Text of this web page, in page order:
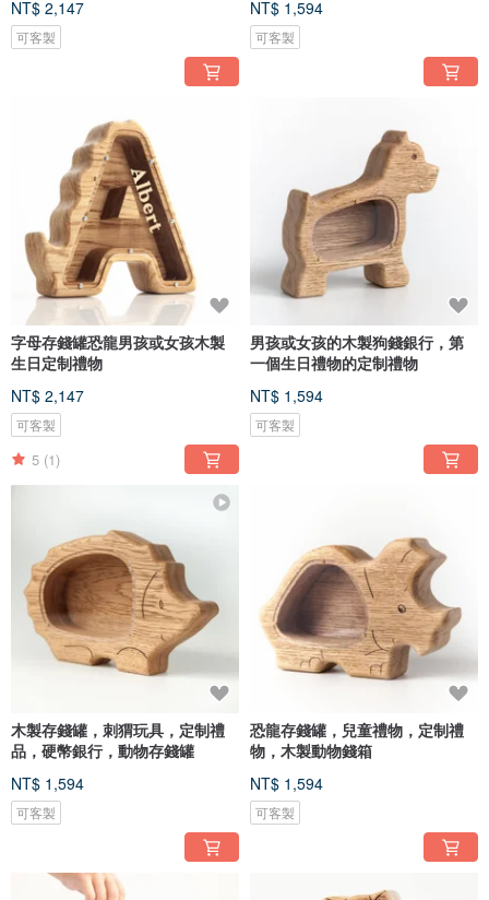
NT$ 2,147
可客製
NT$ 1,594
可客製
字母存錢罐恐龍男孩或女孩木製
生日定制禮物
NT$ 2,147
可客製
5 (1)
男孩或女孩的木製狗錢銀行，第
一個生日禮物的定制禮物
NT$ 1,594
可客製
木製存錢罐，刺猬玩具，定制禮
品，硬幣銀行，動物存錢罐
NT$ 1,594
可客製
恐龍存錢罐，兒童禮物，定制禮
物，木製動物錢箱
NT$ 1,594
可客製